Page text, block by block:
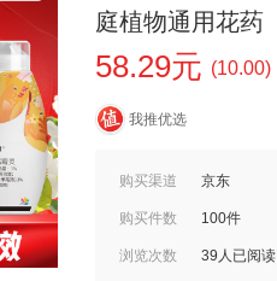
庭植物通用花药
58.29元 (10.00)
我推优选
购买渠道 京东
购买件数 100件
浏览次数 39人已阅读